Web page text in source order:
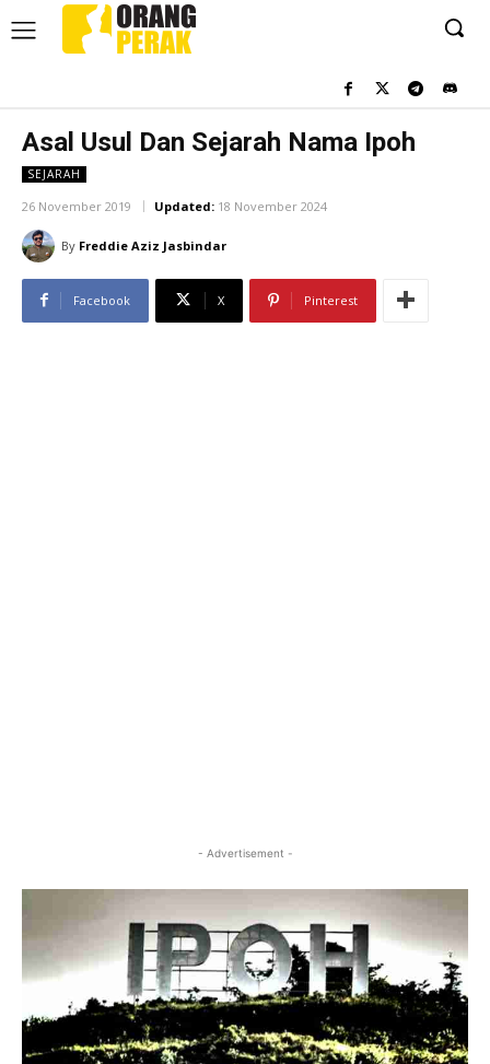
Asal Usul Dan Sejarah Nama Ipoh
SEJARAH
26 November 2019 Updated: 18 November 2024
By Freddie Aziz Jasbindar
Facebook X Pinterest
- Advertisement -